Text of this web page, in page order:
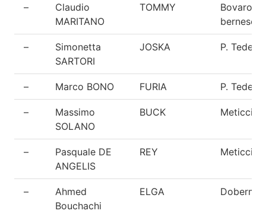
–
Claudio
MARITANO
TOMMY
Bovaro
bernese
–
Simonetta
SARTORI
JOSKA P.
– Marco BONO FURIA P.
–
Massimo
SOLANO
BUCK Meticcio
–
Pasquale DE
ANGELIS
REY Meticcio
–
Ahmed
Bouchachi
ELGA